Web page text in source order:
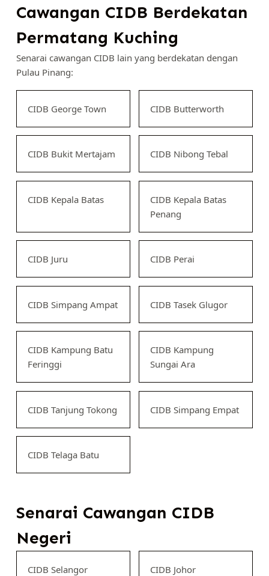
Cawangan CIDB Berdekatan
Permatang Kuching
Senarai cawangan CIDB lain yang berdekatan dengan
Pulau Pinang:
CIDB George Town CIDB Butterworth
CIDB Bukit Mertajam CIDB Nibong Tebal
CIDB Kepala Batas
CIDB Kepala Batas
Penang
CIDB Juru CIDB Perai
CIDB Simpang Ampat CIDB Tasek Glugor
CIDB Kampung Batu
Feringgi
CIDB Kampung
Sungai Ara
CIDB Tanjung Tokong CIDB Simpang Empat
CIDB Telaga Batu
Senarai Cawangan CIDB
Negeri
CIDB Selangor CIDB Johor